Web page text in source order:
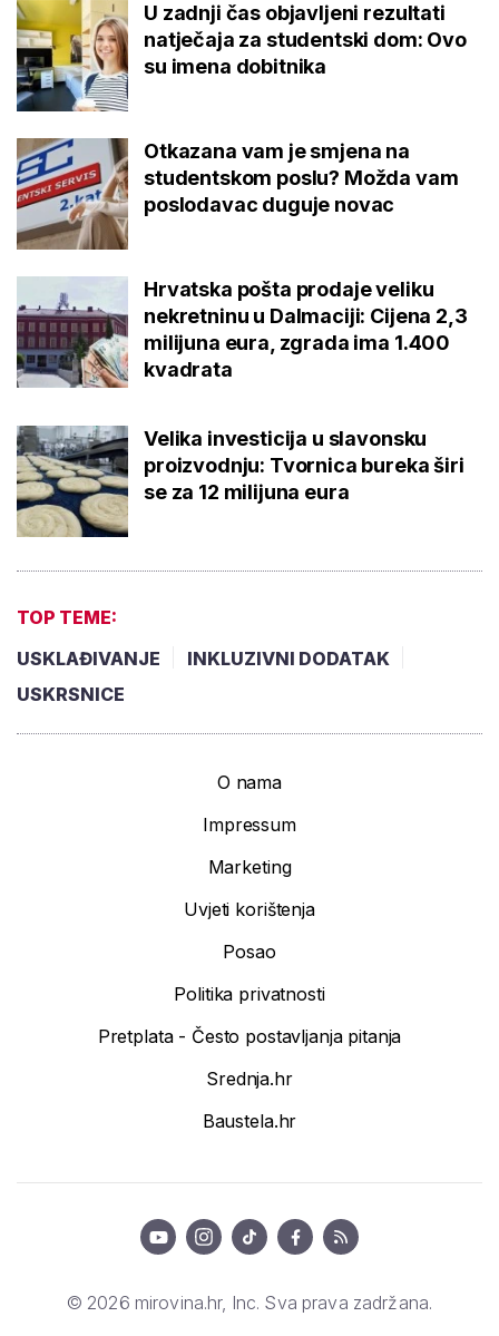
U zadnji čas objavljeni rezultati
natječaja za studentski dom: Ovo
su imena dobitnika
Otkazana vam je smjena na
studentskom poslu? Možda vam
poslodavac duguje novac
Hrvatska pošta prodaje veliku
nekretninu u Dalmaciji: Cijena 2,3
milijuna eura, zgrada ima 1.400
kvadrata
Velika investicija u slavonsku
proizvodnju: Tvornica bureka širi
se za 12 milijuna eura
TOP TEME:
USKLAĐIVANJE
INKLUZIVNI DODATAK
USKRSNICE
O nama
Impressum
Marketing
Uvjeti korištenja
Posao
Politika privatnosti
Pretplata - Često postavljanja pitanja
Srednja.hr
Baustela.hr
© 2026 mirovina.hr, Inc. Sva prava zadržana.